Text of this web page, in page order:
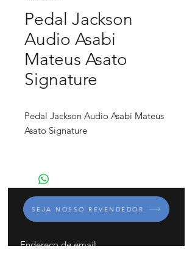
Pedal Jackson
Audio Asabi
Mateus Asato
Signature
Pedal Jackson Audio Asabi Mateus
Asato Signature
Mateus Asato
SEJA NOSSO REVENDEDOR